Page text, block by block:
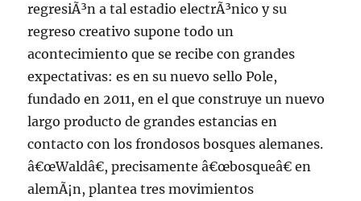
regresiÃ³n a tal estadio electrÃ³nico y su
regreso creativo supone todo un
acontecimiento que se recibe con grandes
expectativas: es en su nuevo sello Pole,
fundado en 2011, en el que construye un nuevo
largo producto de grandes estancias en
contacto con los frondosos bosques alemanes.
â€œWaldâ€, precisamente â€œbosqueâ€ en
alemÃ¡n, plantea tres movimientos